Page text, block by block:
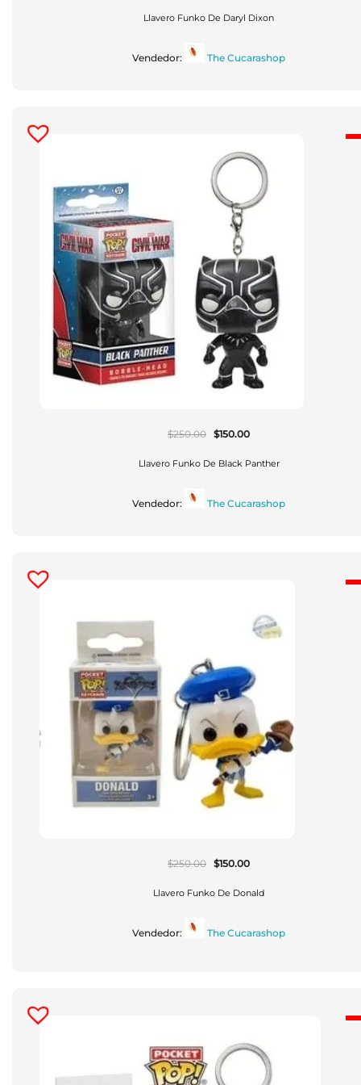
Era:
$250.00.
Es:
Llavero Funko De Daryl Dixon
Vendedor: The Cucarashop
$250.00 El
Precio
Era:
$150.00El
Es:
Llavero Funko De Black Panther
Vendedor: The Cucarashop
$250.00 El
Precio
Era:
$150.00El
Es:
Llavero Funko De Donald
Vendedor: The Cucarashop